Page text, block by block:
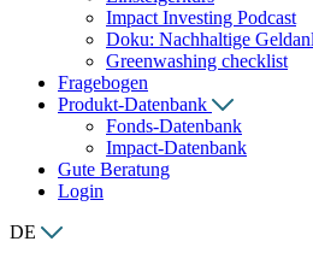
Impact Investing Podcast
Doku: Nachhaltige
Greenwashing checklist
Fragebogen
Produkt-Datenbank
Fonds-Datenbank
Impact-Datenbank
Gute Beratung
Login
DE